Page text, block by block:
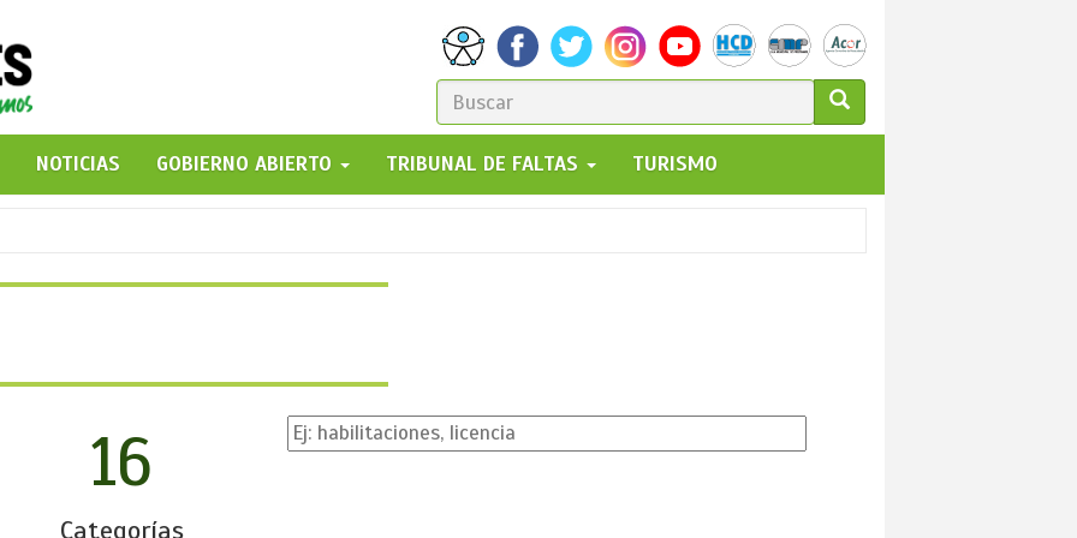
FORMULARIO
DE
BÚSQUEDA
GO!
NOTICIAS
GOBIERNO ABIERTO TRIBUNAL DE FALTAS TURISMO
16
Categorías